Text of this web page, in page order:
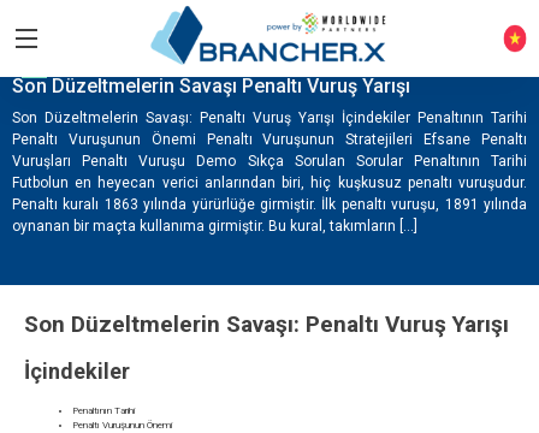
Son Düzeltmelerin Savaşı Penaltı Vuruş Yarışı
Son Düzeltmelerin Savaşı: Penaltı Vuruş Yarışı İçindekiler Penaltının Tarihi
Penaltı Vuruşunun Önemi Penaltı Vuruşunun Stratejileri Efsane Penaltı
Vuruşları Penaltı Vuruşu Demo Sıkça Sorulan Sorular Penaltının Tarihi
Futbolun en heyecan verici anlarından biri, hiç kuşkusuz penaltı vuruşudur.
Penaltı kuralı 1863 yılında yürürlüğe girmiştir. İlk penaltı vuruşu, 1891 yılında
oynanan bir maçta kullanıma girmiştir. Bu kural, takımların […]
Son Düzeltmelerin Savaşı: Penaltı Vuruş Yarışı
İçindekiler
Penaltının Tarihi
Penaltı Vuruşunun Önemi